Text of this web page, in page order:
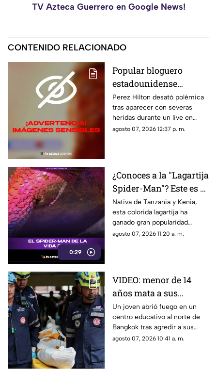
TV Azteca Guerrero en Google News!
CONTENIDO RELACIONADO
Popular bloguero
estadounidense
aparece con severas
heridas en un LIVE;
¿buscaba interacción?
Perez Hilton desató polémica
tras aparecer con severas
heridas durante un live en
TikTok. El video abrió un
agosto 07, 2026 12:37 p. m.
0:29
¿Conoces a la "Lagartija
Spider-Man"? Este es el
reptil con los colores
del superhéroe
Nativa de Tanzania y Kenia,
esta colorida lagartija ha
ganado gran popularidad
debido a su increíble parecido
agosto 07, 2026 11:20 a. m.
VIDEO: menor de 14
años mata a sus
abuelos y 5 profesores
en tiroteo
Un joven abrió fuego en un
centro educativo al norte de
Bangkok tras agredir a sus
familiares; el incidente dejó
agosto 07, 2026 10:41 a. m.